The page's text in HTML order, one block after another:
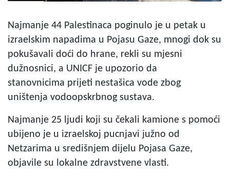
Najmanje 44 Palestinaca poginulo je u petak u
izraelskim napadima u Pojasu Gaze, mnogi dok su
pokušavali doći do hrane, rekli su mjesni
dužnosnici, a UNICF je upozorio da
stanovnicima prijeti nestašica vode zbog
uništenja vodoopskrbnog sustava.
Najmanje 25 ljudi koji su čekali kamione s pomoći
ubijeno je u izraelskoj pucnjavi južno od
Netzarima u središnjem dijelu Pojasa Gaze,
objavile su lokalne zdravstvene vlasti.